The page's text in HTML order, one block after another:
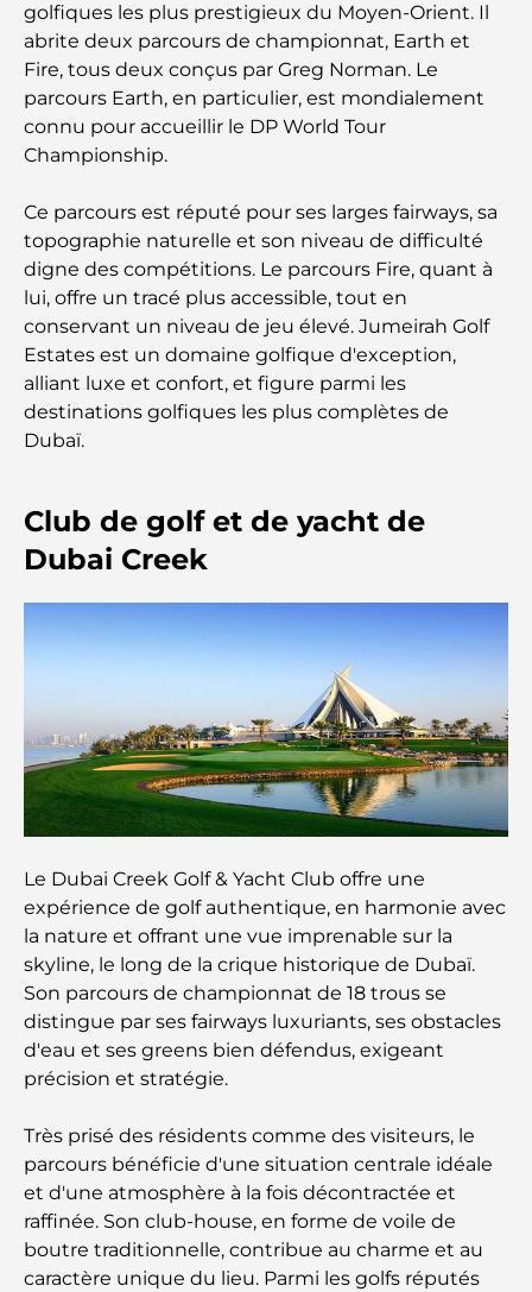
Les Mercedes les plus chères jamais créées
Déménager à Dubaï depuis l'Australie : Guide
complet du déménagement
Safari de luxe d'une nuit dans le désert de Dubaï :
une escapade haut de gamme
Les voitures les plus chères de Tesla : l'innovation
au service de la performance
Restaurants Al Wasl : les restaurants les plus
célèbres de Dubaï
Activités à faire avec des enfants à Dubaï : un
guide complet pour les familles
Dubaï pour une escapade de luxe
Lieux romantiques à Dubaï pour des moments
inoubliables
Les meilleures options de séjour à Dubaï : Hôtels
et complexes hôteliers de premier plan
au DIFC
Les marques de vêtements les plus chères au
monde
Architecture ottomane : un riche héritage d'art,
de culture et d'empire
Comment choisir un conseiller financier à Dubaï ?
Les jets privés les plus chers : immersion dans
l'univers du luxe aéronautique des milliardaires
golfiques les plus prestigieux du Moyen-Orient. Il
abrite deux parcours de championnat, Earth et
Fire, tous deux conçus par Greg Norman. Le
parcours Earth, en particulier, est mondialement
connu pour accueillir le DP World Tour
Championship.
Ce parcours est réputé pour ses larges fairways, sa
topographie naturelle et son niveau de difficulté
digne des compétitions. Le parcours Fire, quant à
lui, offre un tracé plus accessible, tout en
conservant un niveau de jeu élevé. Jumeirah Golf
Estates est un domaine golfique d'exception,
alliant luxe et confort, et figure parmi les
destinations golfiques les plus complètes de
Dubaï.
Club de golf et de yacht de
Dubai Creek
Le Dubai Creek Golf & Yacht Club offre une
expérience de golf authentique, en harmonie avec
la nature et offrant une vue imprenable sur la
skyline, le long de la crique historique de Dubaï.
Son parcours de championnat de 18 trous se
distingue par ses fairways luxuriants, ses obstacles
d'eau et ses greens bien défendus, exigeant
précision et stratégie.
Très prisé des résidents comme des visiteurs, le
parcours bénéficie d'une situation centrale idéale
et d'une atmosphère à la fois décontractée et
raffinée. Son club-house, en forme de voile de
boutre traditionnelle, contribue au charme et au
caractère unique du lieu. Parmi les golfs réputés